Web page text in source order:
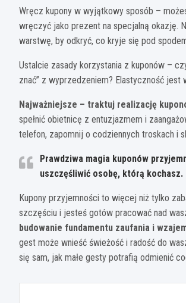
Wręcz kupony w wyjątkowy sposób –
wręczyć jako prezent na specjalną okazję.
warstwę, by odkryć, co kryje się pod
Ustalcie zasady korzystania z kuponów –
znać” z wyprzedzeniem? Elastyczność jest
Najważniejsze – traktuj realizację
spełnić obietnicę z entuzjazmem i
telefon, zapomnij o codziennych troskach i
Prawdziwa magia kuponów
uszczęśliwić osobę, którą kochasz.
Kupony przyjemności to więcej niż tylko
szczęściu i jesteś gotów pracować nad
budowanie fundamentu zaufania i
gest może wnieść świeżość i radość do
się sam, jak małe gesty potrafią odmienić